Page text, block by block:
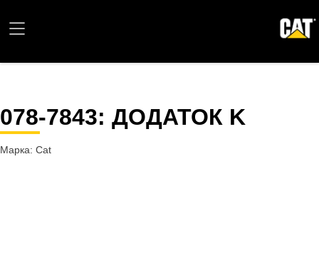
078-7843: ДОДАТОК K
Марка: Cat